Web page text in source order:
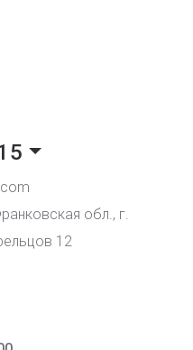
обл., г.
12